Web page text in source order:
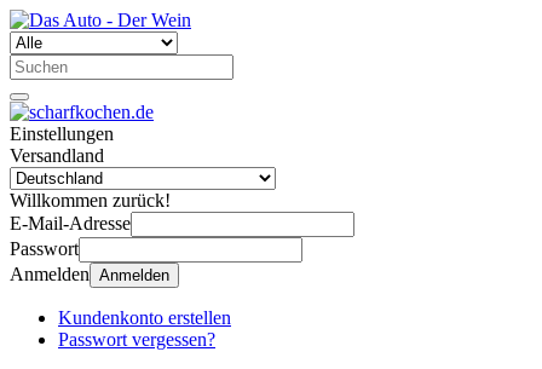
Einstellungen
Versandland
Willkommen zurück!
E-Mail-Adresse
Passwort
Anmelden Anmelden
Kundenkonto erstellen
Passwort vergessen?